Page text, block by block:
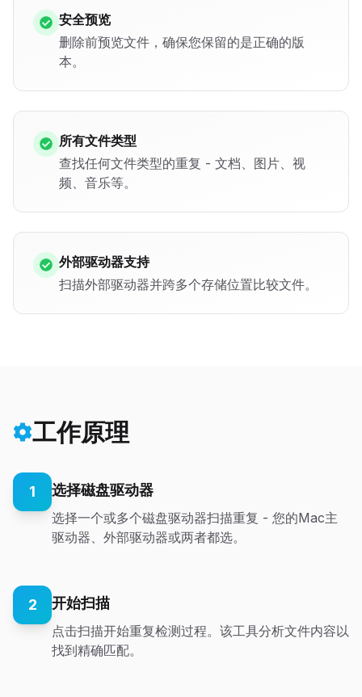
安全预览
删除前预览文件，确保您保留的是正确的版
本。
所有文件类型
查找任何文件类型的重复 - 文档、图片、视
频、音乐等。
外部驱动器支持
扫描外部驱动器并跨多个存储位置比较文件。
工作原理
1 选择磁盘驱动器
选择一个或多个磁盘驱动器扫描重复 - 您的Mac主
驱动器、外部驱动器或两者都选。
2 开始扫描
点击扫描开始重复检测过程。该工具分析文件内容以
找到精确匹配。